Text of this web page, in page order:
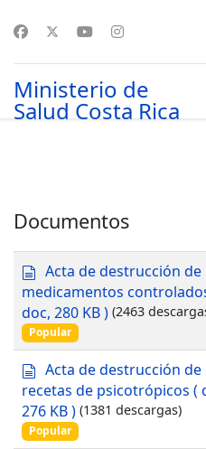
Ministerio de
Salud Costa Rica
Documentos
d
o
c
u
m
n
t
o
Acta de destrucción de
medicamentos
doc, 280 KB ) (2463
Popular
d
o
c
u
m
Acta de destrucción de
recetas de psicotrópicos (
276 KB ) (1381 descargas)
Popular